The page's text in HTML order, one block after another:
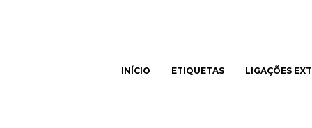
INÍCIO ETIQUETAS LIGAÇÕES